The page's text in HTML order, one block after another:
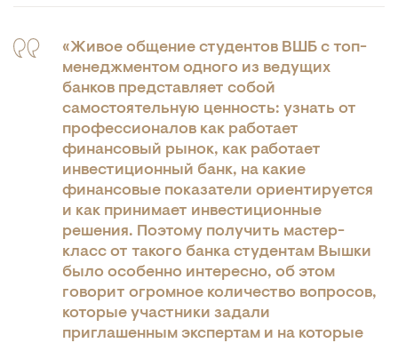
«Живое общение студентов ВШБ с топ-
менеджментом одного из ведущих
банков представляет собой
самостоятельную ценность: узнать от
профессионалов как работает
финансовый рынок, как работает
инвестиционный банк, на какие
финансовые показатели ориентируется
и как принимает инвестиционные
решения. Поэтому получить мастер-
класс от такого банка студентам Вышки
было особенно интересно, об этом
говорит огромное количество вопросов,
которые участники задали
приглашенным экспертам и на которые